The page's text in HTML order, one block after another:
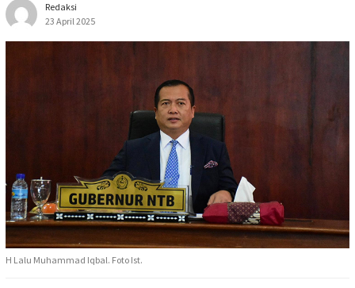
Redaksi
23 April 2025
H Lalu Muhammad Iqbal. Foto Ist.